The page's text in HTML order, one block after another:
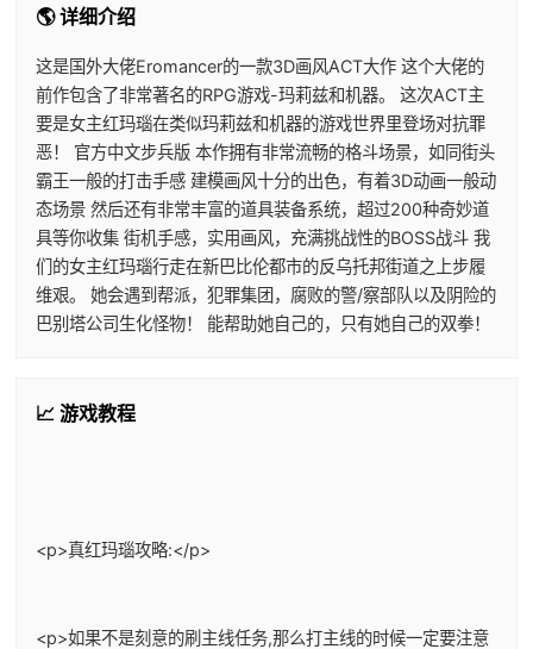
🌎 详细介绍
这是国外大佬Eromancer的一款3D画风ACT大作 这个大佬的
前作包含了非常著名的RPG游戏-玛莉兹和机器。 这次ACT主
要是女主红玛瑙在类似玛莉兹和机器的游戏世界里登场对抗罪
恶！ 官方中文步兵版 本作拥有非常流畅的格斗场景，如同街头
霸王一般的打击手感 建模画风十分的出色，有着3D动画一般动
态场景 然后还有非常丰富的道具装备系统，超过200种奇妙道
具等你收集 街机手感，实用画风，充满挑战性的BOSS战斗 我
们的女主红玛瑙行走在新巴比伦都市的反乌托邦街道之上步履
维艰。 她会遇到帮派，犯罪集团，腐败的警/察部队以及阴险的
巴别塔公司生化怪物！ 能帮助她自己的，只有她自己的双拳！
📈 游戏教程
<p>真红玛瑙攻略:</p>
<p>如果不是刻意的刷主线任务,那么打主线的时候一定要注意